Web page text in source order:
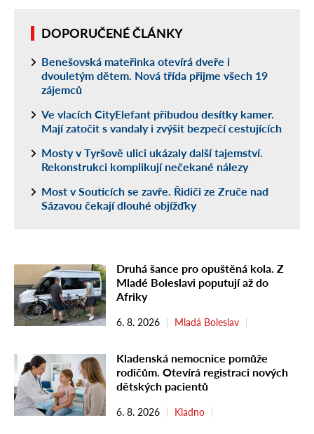
DOPORUČENÉ ČLÁNKY
Benešovská mateřinka otevírá dveře i
dvouletým dětem. Nová třída přijme všech 19
zájemců
Ve vlacích CityElefant přibudou desítky kamer.
Mají zatočit s vandaly i zvýšit bezpečí cestujících
Mosty v Tyršově ulici ukázaly další tajemství.
Rekonstrukci komplikují nečekané nálezy
Most v Souticích se zavře. Řidiči ze Zruče nad
Sázavou čekají dlouhé objížďky
Druhá šance pro opuštěná kola. Z
Mladé Boleslavi poputují až do
Afriky
6. 8. 2026 Mladá Boleslav
Kladenská nemocnice pomůže
rodičům. Otevírá registraci nových
dětských pacientů
6. 8. 2026 Kladno